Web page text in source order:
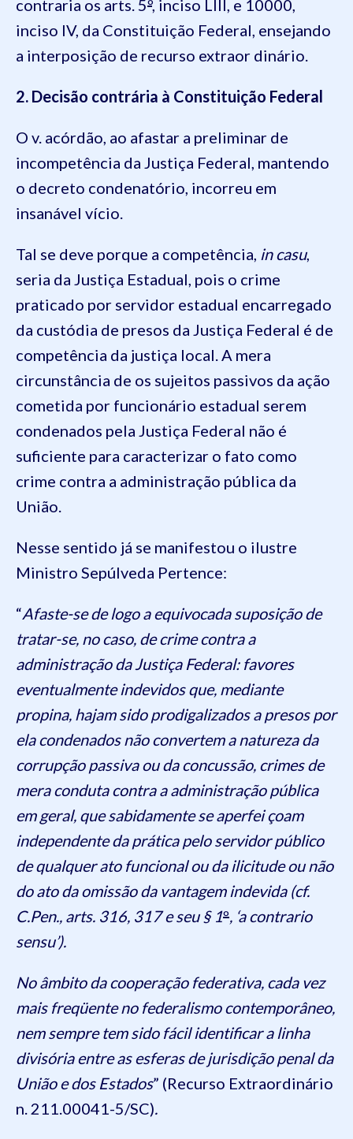
contraria os arts. 5º, inciso LIII, e 10000,
inciso IV, da Constituição Federal, ensejando
a interposição de recurso extraor dinário.
2. Decisão contrária à Constituição Federal
O v. acórdão, ao afastar a preliminar de
incompetência da Justiça Federal, mantendo
o decreto condenatório, incorreu em
insanável vício.
Tal se deve porque a competência, in casu,
seria da Justiça Estadual, pois o crime
praticado por servidor estadual encarregado
da custódia de presos da Justiça Federal é de
competência da justiça local. A mera
circunstância de os sujeitos passivos da ação
cometida por funcionário estadual serem
condenados pela Justiça Federal não é
suficiente para caracterizar o fato como
crime contra a administração pública da
União.
Nesse sentido já se manifestou o ilustre
Ministro Sepúlveda Pertence:
“Afaste-se de logo a equivocada suposição de
tratar-se, no caso, de crime contra a
administração da Justiça Federal: favores
eventualmente indevidos que, mediante
propina, hajam sido prodigalizados a presos por
ela condenados não convertem a natureza da
corrupção passiva ou da concussão, crimes de
mera conduta contra a administração pública
em geral, que sabidamente se aperfei çoam
independente da prática pelo servidor público
de qualquer ato funcional ou da ilicitude ou não
do ato da omissão da vantagem indevida (cf.
C.Pen., arts. 316, 317 e seu § 1º, ‘a contrario
sensu’).
No âmbito da cooperação federativa, cada vez
mais freqüente no federalismo contemporâneo,
nem sempre tem sido fácil identificar a linha
divisória entre as esferas de jurisdição penal da
União e dos Estados” (Recurso Extraordinário
n. 211.00041-5/SC).